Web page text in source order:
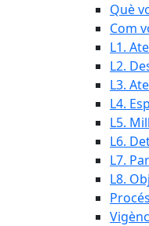
Què
Com
L1.
L2.
L3.
L4.
L5.
L6.
L7.
L8.